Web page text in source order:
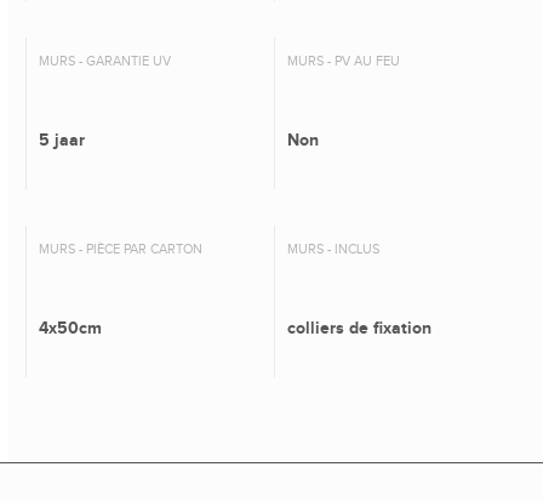
MURS - GARANTIE UV
5 jaar
MURS - PV AU FEU
Non
MURS - PIÈCE PAR CARTON
4x50cm
MURS - INCLUS
colliers de fixation